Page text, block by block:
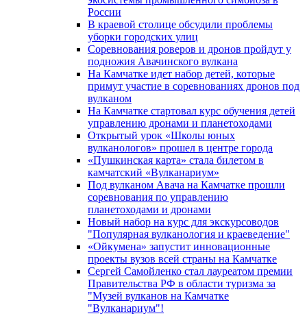
России
В краевой столице обсудили проблемы
уборки городских улиц
Соревнования роверов и дронов пройдут у
подножия Авачинского вулкана
На Камчатке идет набор детей, которые
примут участие в соревнованиях дронов под
вулканом
На Камчатке стартовал курс обучения детей
управлению дронами и планетоходами
Открытый урок «Школы юных
вулканологов» прошел в центре города
«Пушкинская карта» стала билетом в
камчатский «Вулканариум»
Под вулканом Авача на Камчатке прошли
соревнования по управлению
планетоходами и дронами
Новый набор на курс для экскурсоводов
"Популярная вулканология и краеведение"
«Ойкумена» запустит инновационные
проекты вузов всей страны на Камчатке
Сергей Самойленко стал лауреатом премии
Правительства РФ в области туризма за
"Музей вулканов на Камчатке
"Вулканариум"!